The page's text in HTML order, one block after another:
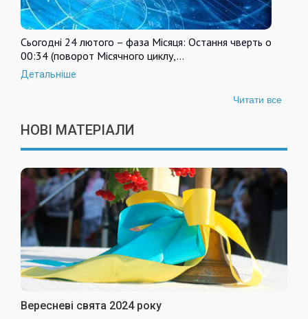
Сьогодні 24 лютого – фаза Місяця: Остання чверть о
00:34 (поворот Місячного циклу,…
Детальніше
Читати все
НОВІ МАТЕРІАЛИ
Вересневі свята 2024 року